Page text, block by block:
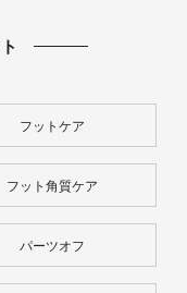
フットケア
フット角質ケア
パーツオフ